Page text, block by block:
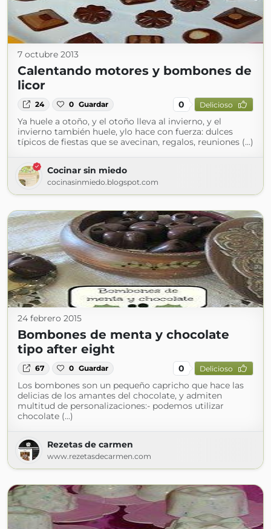
7 octubre 2013
Calentando motores y bombones de
licor
24 0 Guardar 0 Delicioso
Ya huele a otoño, y el otoño lleva al invierno, y el
invierno también huele, ylo hace con fuerza: dulces
típicos de fiestas que se avecinan, regalos, reuniones (...)
Cocinar sin miedo
cocinasinmiedo.blogspot.com
24 febrero 2015
Bombones de menta y chocolate
tipo after eight
67 0 Guardar 0 Delicioso
Los bombones son un pequeño capricho que hace las
delicias de los amantes del chocolate, y admiten
multitud de personalizaciones:- podemos utilizar
chocolate (...)
Rezetas de carmen
www.rezetasdecarmen.com